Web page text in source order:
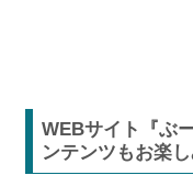
WEBサイト『ぶ
ンテンツもお楽